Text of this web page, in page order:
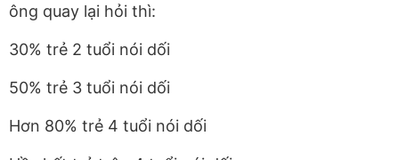
ông quay lại hỏi thì:
30% trẻ 2 tuổi nói dối
50% trẻ 3 tuổi nói dối
Hơn 80% trẻ 4 tuổi nói dối